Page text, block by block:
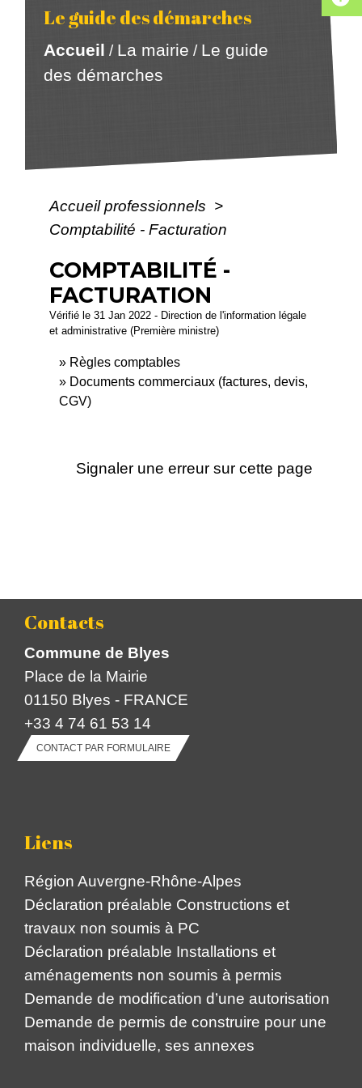
Le guide des démarches
Accueil / La mairie / Le guide
des démarches
Accueil professionnels >
Comptabilité - Facturation
COMPTABILITÉ -
FACTURATION
Vérifié le 31 Jan 2022 - Direction de l'information légale
et administrative (Première ministre)
Règles comptables
Documents commerciaux (factures, devis,
CGV)
Signaler une erreur sur cette page
Contacts
Commune de Blyes
Place de la Mairie
01150 Blyes - FRANCE
+33 4 74 61 53 14
CONTACT PAR FORMULAIRE
Liens
Région Auvergne-Rhône-Alpes
Déclaration préalable Constructions et
travaux non soumis à PC
Déclaration préalable Installations et
aménagements non soumis à permis
Demande de modification d’une autorisation
Demande de permis de construire pour une
maison individuelle, ses annexes